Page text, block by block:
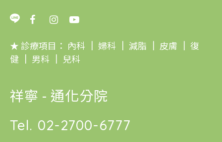
★ 診療項目： 內科 ｜ 婦科 ｜ 減脂 ｜ 皮膚 ｜ 復
健 ｜ 男科 ｜ 兒科
祥寧 - 通化分院
Tel. 02-2700-6777